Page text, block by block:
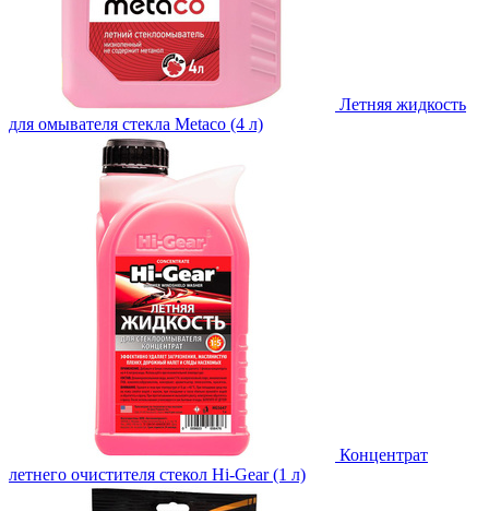
Летняя жидкость
для омывателя стекла Metaco (4 л)
Концентрат
летнего очистителя стекол Hi-Gear (1 л)